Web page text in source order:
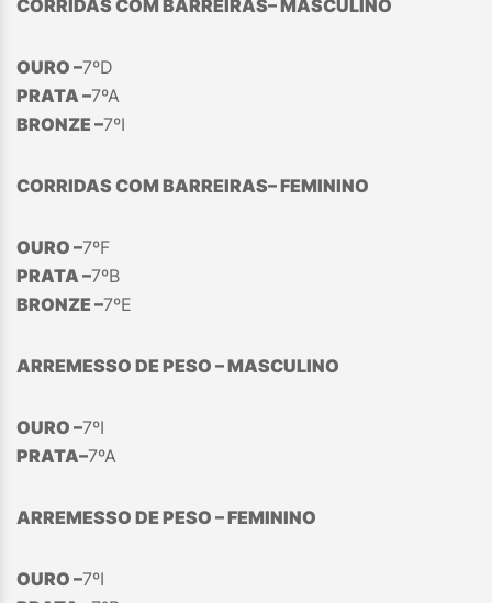
CORRIDAS COM BARREIRAS– MASCULINO
OURO –7ºD
PRATA –7ºA
BRONZE –7ºI
CORRIDAS COM BARREIRAS– FEMININO
OURO –7ºF
PRATA –7ºB
BRONZE –7ºE
ARREMESSO DE PESO – MASCULINO
OURO –7ºI
PRATA–7ºA
ARREMESSO DE PESO – FEMININO
OURO –7ºI